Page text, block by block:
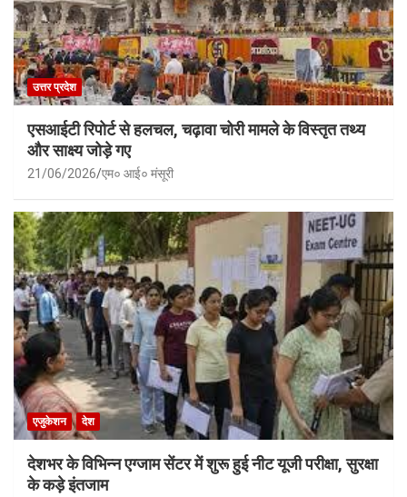
उत्तर प्रदेश
एसआईटी रिपोर्ट से हलचल, चढ़ावा चोरी मामले के विस्तृत तथ्य
और साक्ष्य जोड़े गए
21/06/2026 एम० आई० मंसूरी
एजुकेशन देश
देशभर के विभिन्न एग्जाम सेंटर में शुरू हुई नीट यूजी परीक्षा, सुरक्षा
के कड़े इंतजाम